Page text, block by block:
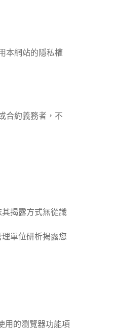
本網站的隱私權
合約義務者，不
揭露方式無從識
單位研析揭露您
用的瀏覽器功能項